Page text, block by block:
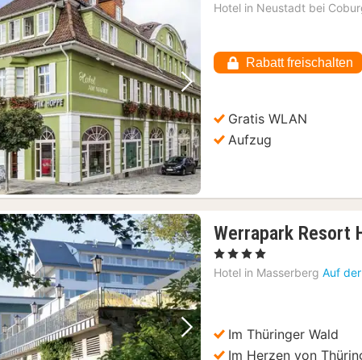
Vorheriges Bild Nächstes Bild
Hotel in Neustadt bei
Rabatt freischalten
Gratis WLAN
Aufzug
Vorheriges Bild Nächstes Bild
Werrapark Resort
, 4 Sterne
Hotel in Masserberg Auf
Im Thüringer Wald
Im Herzen von